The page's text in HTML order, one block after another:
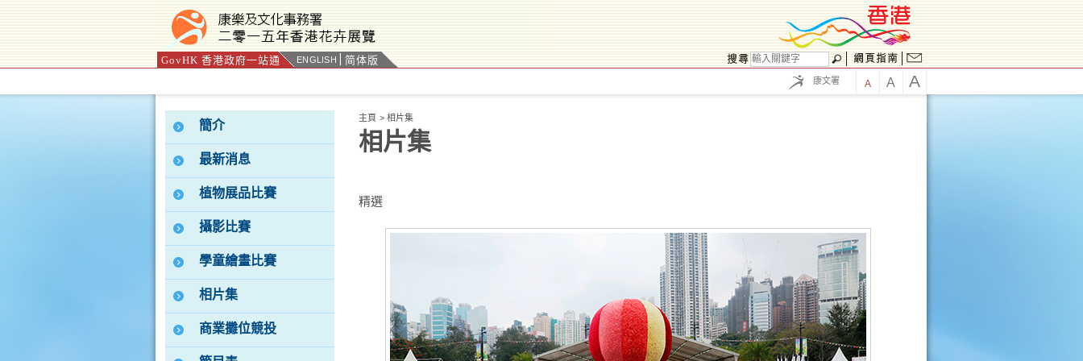
GovHK 香港政府一站通 ENGLISH 简体版
康文署 A A A
按“Tab”進入菜單
簡介
最新消息
植物展品比賽
攝影比賽
學童繪畫比賽
相片集
商業攤位競投
主頁 > 相片集
相片集
精選